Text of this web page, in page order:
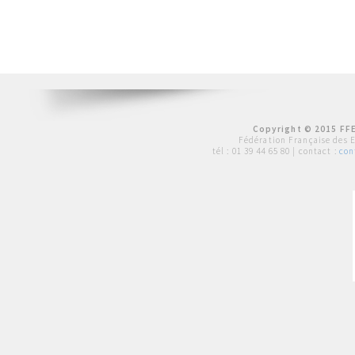
Copyright © 2015
Fédération Française des
tél : 01 39 44 65 80 | contact :